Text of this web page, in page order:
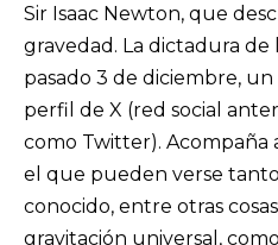
Sir Isaac Newton, que
gravedad. La dictadura de
pasado 3 de diciembre,
perfil de X (red social
como Twitter). Acompaña
el que pueden verse
conocido, entre otras
gravitación universal,